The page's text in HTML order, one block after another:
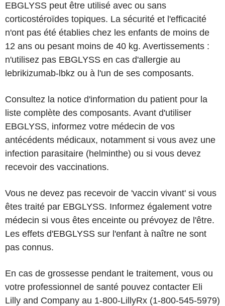
EBGLYSS peut être utilisé avec ou sans
corticostéroïdes topiques. La sécurité et l'efficacité
n'ont pas été établies chez les enfants de moins de
12 ans ou pesant moins de 40 kg. Avertissements :
n'utilisez pas EBGLYSS en cas d'allergie au
lebrikizumab-lbkz ou à l'un de ses composants.
Consultez la notice d'information du patient pour la
liste complète des composants. Avant d'utiliser
EBGLYSS, informez votre médecin de vos
antécédents médicaux, notamment si vous avez une
infection parasitaire (helminthe) ou si vous devez
recevoir des vaccinations.
Vous ne devez pas recevoir de 'vaccin vivant' si vous
êtes traité par EBGLYSS. Informez également votre
médecin si vous êtes enceinte ou prévoyez de l'être.
Les effets d'EBGLYSS sur l'enfant à naître ne sont
pas connus.
En cas de grossesse pendant le traitement, vous ou
votre professionnel de santé pouvez contacter Eli
Lilly and Company au 1-800-LillyRx (1-800-545-5979)